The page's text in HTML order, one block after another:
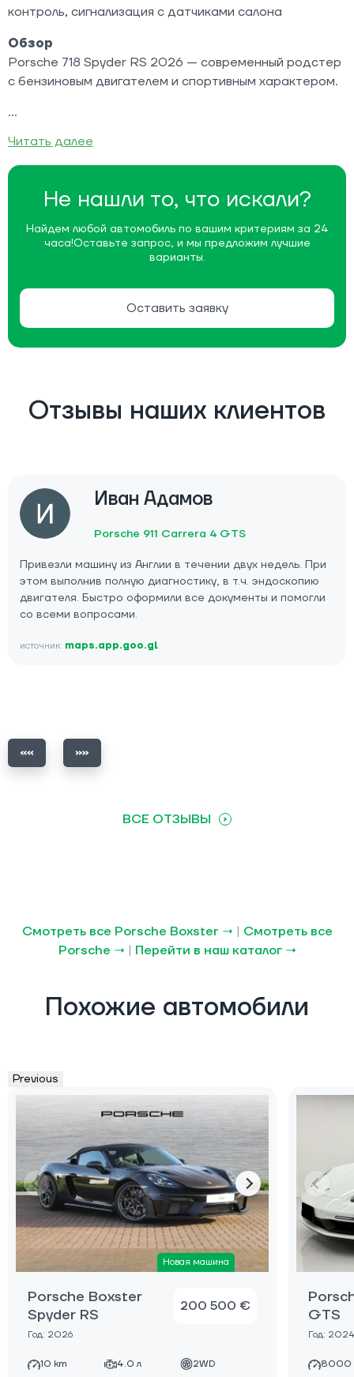
Не нашли то, что искали?
Найдем любой автомобиль по вашим критериям за 24
часа!Оставьте запрос, и мы предложим лучшие
варианты.
Оставить заявку
контроль, сигнализация с датчиками салона
Обзор
Porsche 718 Spyder RS 2026 — современный родстер
с бензиновым двигателем и спортивным характером.
Читать далее
Отзывы наших клиентов
Иван Адамов
Porsche 911 Carrera 4 GTS
Привезли машину из Англии в течении двух недель. При
этом выполнив полную диагностику, в т.ч. эндоскопию
двигателя. Быстро оформили все документы и помогли
со всеми вопросами.
источник: maps.app.goo.gl
ВСЕ ОТЗЫВЫ
Смотреть все Porsche Boxster → | Смотреть все
Porsche → | Перейти в наш каталог →
Похожие автомобили
Previous
Новая машина
Porsche Boxster
Spyder RS
Год: 2026
200 500 €
10 km 4.0 л 2WD
GTS
Год:
8000